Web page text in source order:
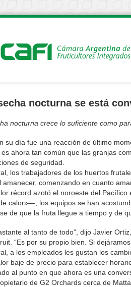
nocturna se está
nocturna crece lo suficiente como
su día fue una reacción de último
ahora tan común que las granjas
de seguridad.
los trabajadores de los huertos
amanecer, comenzando en cuanto
récord azotó el noroeste del
calor»—, los equipos se han
de que la fruta llegue a tiempo y de
al tanto de todo”, dijo Javier
“Es por su propio bien. Si
a los empleados les gustan los
baje de precio para establecer
al punto en que ahora es una
de G2 Orchards cerca de